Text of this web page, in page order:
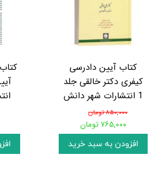
کتاب آیین دادرسی
کیفری دکتر خالقی جلد
1 انتشارات شهر دانش
۸۵۰,۰۰۰ تومان
۷۶۵,۰۰۰ تومان
افزودن به سبد خرید